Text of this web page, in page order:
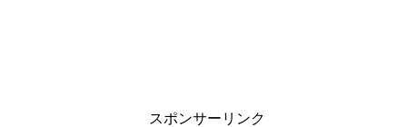
スポンサーリンク